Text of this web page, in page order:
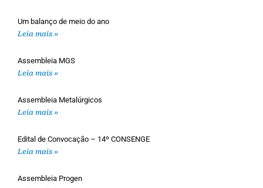
Um balanço de meio do ano
Leia mais »
Assembleia MGS
Leia mais »
Assembleia Metalúrgicos
Leia mais »
Edital de Convocação – 14º CONSENGE
Leia mais »
Assembleia Progen